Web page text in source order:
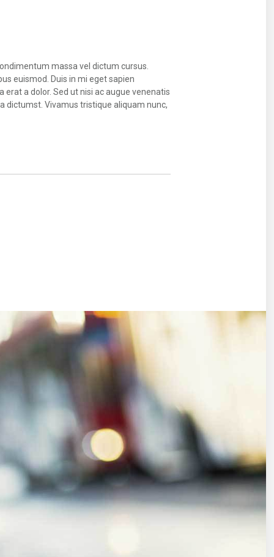
massa vel dictum cursus.
euismod. Duis in mi eget sapien
a dolor. Sed ut nisi ac augue venenatis
dictumst. Vivamus tristique aliquam nunc,